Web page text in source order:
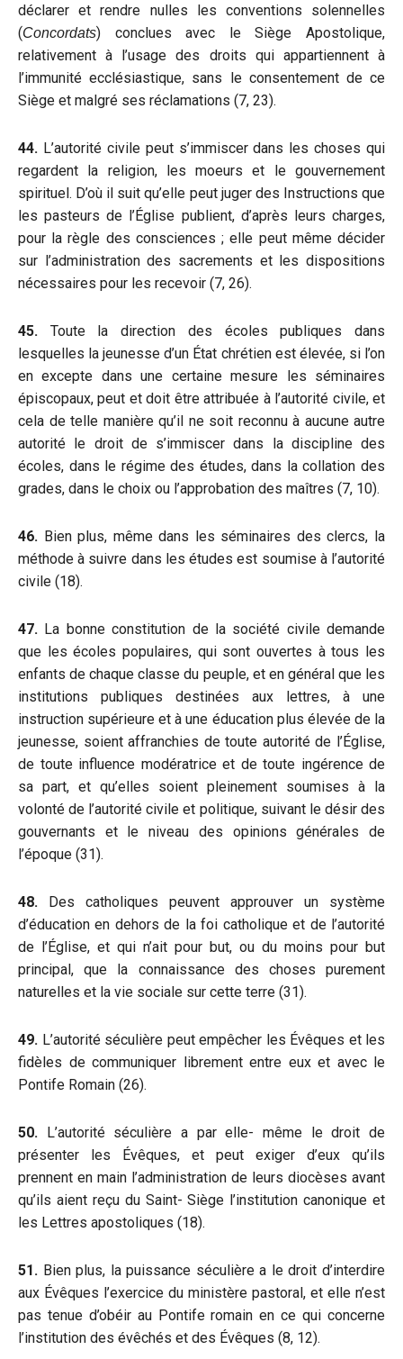
déclarer et rendre nulles les conventions solennelles
(Concordats) conclues avec le Siège Apostolique,
relativement à l’usage des droits qui appartiennent à
l’immunité ecclésiastique, sans le consentement de ce
Siège et malgré ses réclamations (7, 23).
44. L’autorité civile peut s’immiscer dans les choses qui
regardent la religion, les moeurs et le gouvernement
spirituel. D’où il suit qu’elle peut juger des Instructions que
les pasteurs de l’Église publient, d’après leurs charges,
pour la règle des consciences ; elle peut même décider
sur l’administration des sacrements et les dispositions
nécessaires pour les recevoir (7, 26).
45. Toute la direction des écoles publiques dans
lesquelles la jeunesse d’un État chrétien est élevée, si l’on
en excepte dans une certaine mesure les séminaires
épiscopaux, peut et doit être attribuée à l’autorité civile, et
cela de telle manière qu’il ne soit reconnu à aucune autre
autorité le droit de s’immiscer dans la discipline des
écoles, dans le régime des études, dans la collation des
grades, dans le choix ou l’approbation des maîtres (7, 10).
46. Bien plus, même dans les séminaires des clercs, la
méthode à suivre dans les études est soumise à l’autorité
civile (18).
47. La bonne constitution de la société civile demande
que les écoles populaires, qui sont ouvertes à tous les
enfants de chaque classe du peuple, et en général que les
institutions publiques destinées aux lettres, à une
instruction supérieure et à une éducation plus élevée de la
jeunesse, soient affranchies de toute autorité de l’Église,
de toute influence modératrice et de toute ingérence de
sa part, et qu’elles soient pleinement soumises à la
volonté de l’autorité civile et politique, suivant le désir des
gouvernants et le niveau des opinions générales de
l’époque (31).
48. Des catholiques peuvent approuver un système
d’éducation en dehors de la foi catholique et de l’autorité
de l’Église, et qui n’ait pour but, ou du moins pour but
principal, que la connaissance des choses purement
naturelles et la vie sociale sur cette terre (31).
49. L’autorité séculière peut empêcher les Évêques et les
fidèles de communiquer librement entre eux et avec le
Pontife Romain (26).
50. L’autorité séculière a par elle- même le droit de
présenter les Évêques, et peut exiger d’eux qu’ils
prennent en main l’administration de leurs diocèses avant
qu’ils aient reçu du Saint- Siège l’institution canonique et
les Lettres apostoliques (18).
51. Bien plus, la puissance séculière a le droit d’interdire
aux Évêques l’exercice du ministère pastoral, et elle n’est
pas tenue d’obéir au Pontife romain en ce qui concerne
l’institution des évêchés et des Évêques (8, 12).